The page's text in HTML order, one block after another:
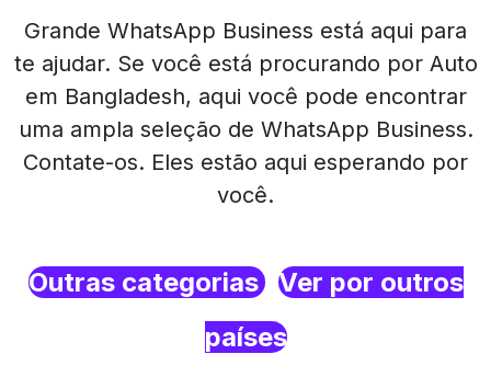
Grande WhatsApp Business está aqui para
te ajudar. Se você está procurando por Auto
em Bangladesh, aqui você pode encontrar
uma ampla seleção de WhatsApp Business.
Contate-os. Eles estão aqui esperando por
você.
Outras categorias Ver por outros
países